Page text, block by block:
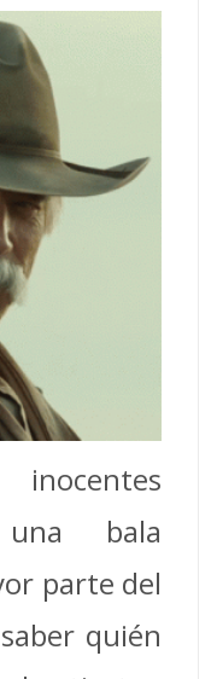
bala
parte del
quién